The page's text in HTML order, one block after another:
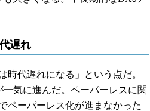
遅れ
代遅れになる」という点だ。
気に進んだ。ペーパーレスに関
ペーパーレス化が進まなかった